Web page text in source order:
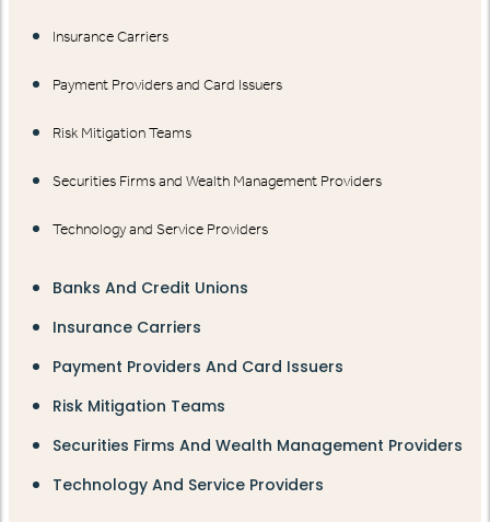
Insurance Carriers
Payment Providers and Card Issuers
Risk Mitigation Teams
Securities Firms and Wealth Management Providers
Technology and Service Providers
Banks And Credit Unions
Insurance Carriers
Payment Providers And Card Issuers
Risk Mitigation Teams
Securities Firms And Wealth Management Providers
Technology And Service Providers